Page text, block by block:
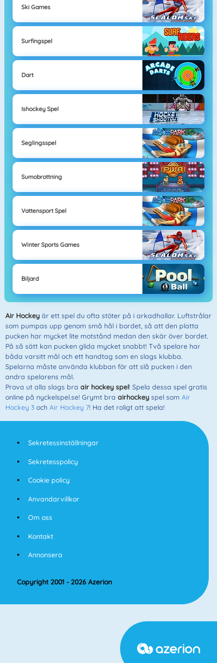
Ski Games
Surfingspel
Dart
Ishockey Spel
Seglingsspel
Sumobrottning
Vattensport Spel
Winter Sports Games
Biljard
Air Hockeyär ett spel du ofta stöter på i arkadhallar. Luftstrålar
som pumpas upp genom små hål i bordet, så att den platta
pucken har mycket lite motstånd medan den skär över bordet.
På så sätt kan pucken glida mycket snabbt! Två spelare har
båda varsitt mål och ett handtag som en slags klubba.
Spelarna måste använda klubban för att slå pucken i den
andra spelarens mål.
Prova ut alla slags bra air hockey spel! Spela dessa spel gratis
online på nyckelspel.se! Grymt bra airhockeyspel som Air
Hockey 3och Air Hockey 7! Ha det roligt att spela!
Sekretessinställningar
Sekretesspolicy
Cookie policy
Anvandarvillkor
Om oss
Kontakt
Annonsera
Copyright 2001 - 2026 Azerion